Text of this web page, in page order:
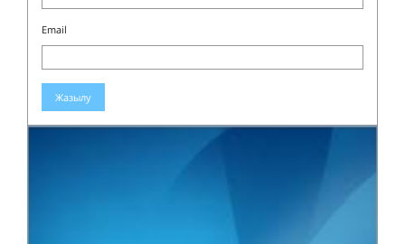
Email
Жазылу